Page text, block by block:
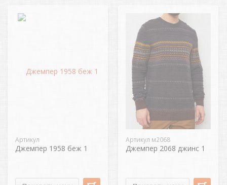
Артикул
Джемпер 1958 беж 1
Артикул м2068
Джемпер 2068 джинс 1